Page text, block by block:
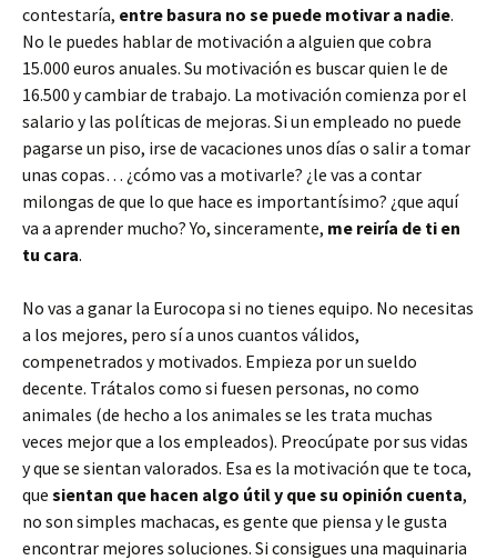
contestaría, entre basura no se puede motivar a nadie.
No le puedes hablar de motivación a alguien que cobra
15.000 euros anuales. Su motivación es buscar quien le de
16.500 y cambiar de trabajo. La motivación comienza por el
salario y las políticas de mejoras. Si un empleado no puede
pagarse un piso, irse de vacaciones unos días o salir a tomar
unas copas… ¿cómo vas a motivarle? ¿le vas a contar
milongas de que lo que hace es importantísimo? ¿que aquí
va a aprender mucho? Yo, sinceramente, me reiría de ti en
tu cara.
No vas a ganar la Eurocopa si no tienes equipo. No necesitas
a los mejores, pero sí a unos cuantos válidos,
compenetrados y motivados. Empieza por un sueldo
decente. Trátalos como si fuesen personas, no como
animales (de hecho a los animales se les trata muchas
veces mejor que a los empleados). Preocúpate por sus vidas
y que se sientan valorados. Esa es la motivación que te toca,
que sientan que hacen algo útil y que su opinión cuenta,
no son simples machacas, es gente que piensa y le gusta
encontrar mejores soluciones. Si consigues una maquinaria